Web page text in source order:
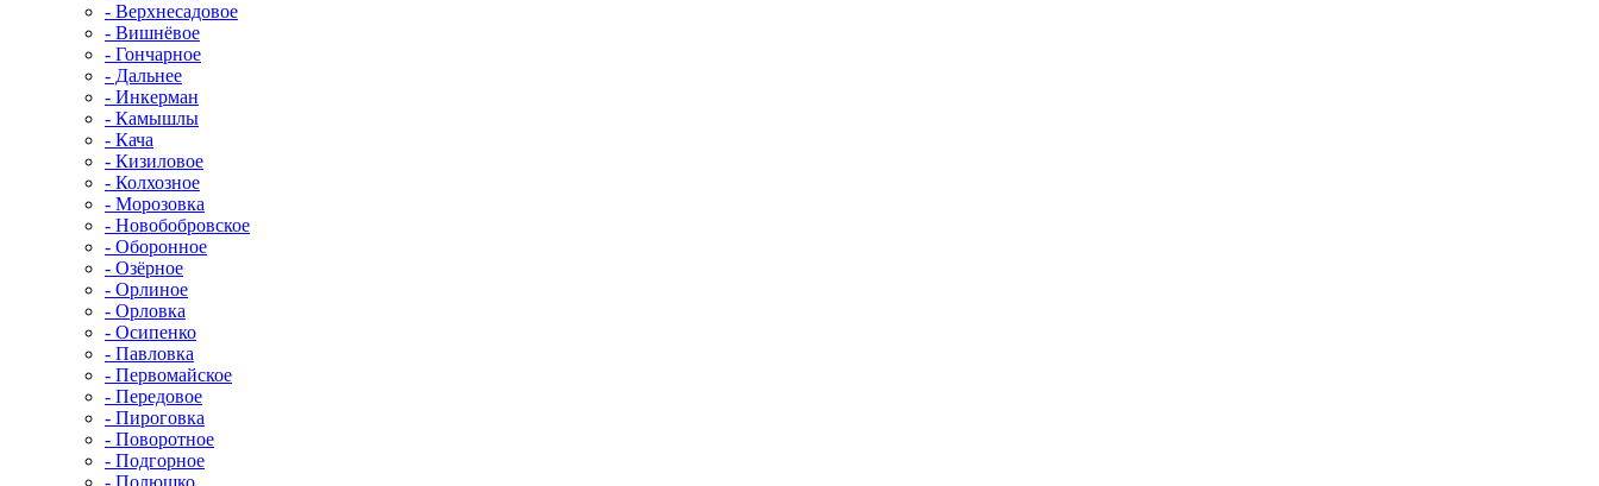
- Верхнесадовое
- Вишнёвое
- Гончарное
- Дальнее
- Инкерман
- Камышлы
- Кача
- Кизиловое
- Колхозное
- Морозовка
- Новобобровское
- Оборонное
- Озёрное
- Орлиное
- Орловка
- Осипенко
- Павловка
- Первомайское
- Передовое
- Пироговка
- Поворотное
- Подгорное
- Полюшко